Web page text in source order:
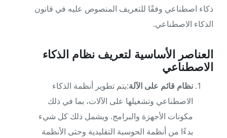
ذكاء اصطناعي وفقًا للتعريف المنصوص عليه في قانون
الذكاء الاصطناعي.
العناصر الأساسية لتعريف نظام الذكاء
الاصطناعي
نظام قائم على الآلة:يتم تطوير أنظمة الذكاء
الاصطناعي وتشغيلها على الآلات، بما في ذلك
مكونات الأجهزة والبرامج. ويشمل ذلك كل شيء
بدءًا من أنظمة الحوسبة التقليدية وحتى الأنظمة